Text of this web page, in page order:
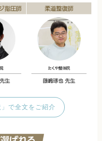
で全文をご紹介